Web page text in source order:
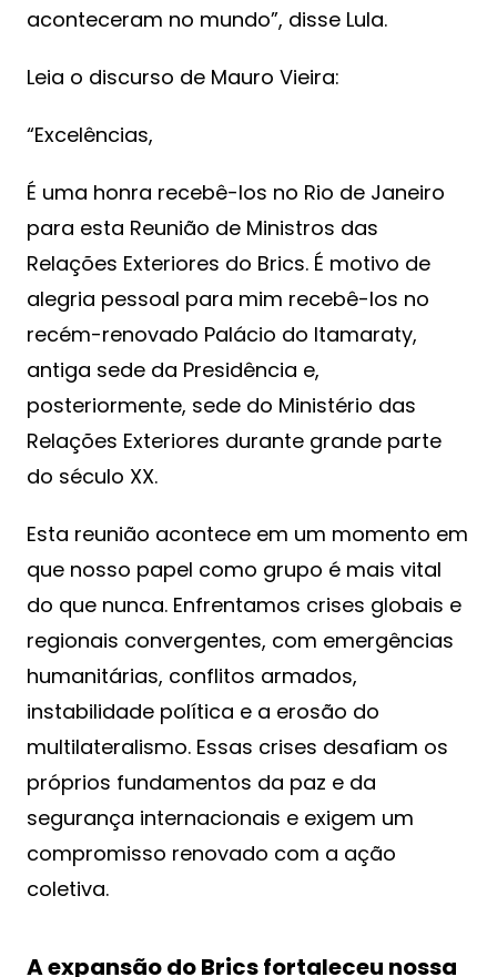
aconteceram no mundo”, disse Lula.
Leia o discurso de Mauro Vieira:
“Excelências,
É uma honra recebê-los no Rio de Janeiro
para esta Reunião de Ministros das
Relações Exteriores do Brics. É motivo de
alegria pessoal para mim recebê-los no
recém-renovado Palácio do Itamaraty,
antiga sede da Presidência e,
posteriormente, sede do Ministério das
Relações Exteriores durante grande parte
do século XX.
Esta reunião acontece em um momento em
que nosso papel como grupo é mais vital
do que nunca. Enfrentamos crises globais e
regionais convergentes, com emergências
humanitárias, conflitos armados,
instabilidade política e a erosão do
multilateralismo. Essas crises desafiam os
próprios fundamentos da paz e da
segurança internacionais e exigem um
compromisso renovado com a ação
coletiva.
A expansão do Brics fortaleceu nossa